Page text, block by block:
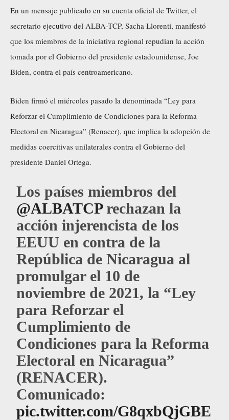
En un mensaje publicado en su cuenta oficial de Twitter, el
secretario ejecutivo del ALBA-TCP, Sacha Llorenti, manifestó
que los miembros de la iniciativa regional repudian la acción
tomada por el Gobierno del presidente estadounidense, Joe
Biden, contra el país centroamericano.
Biden firmó el miércoles pasado la denominada “Ley para
Reforzar el Cumplimiento de Condiciones para la Reforma
Electoral en Nicaragua” (Renacer), que implica la adopción de
medidas coercitivas unilaterales contra el Gobierno del
presidente Daniel Ortega.
Los países miembros del
@ALBATCPrechazan la
acción injerencista de los
EEUU en contra de la
República de Nicaragua al
promulgar el 10 de
noviembre de 2021, la “Ley
para Reforzar el
Cumplimiento de
Condiciones para la Reforma
Electoral en Nicaragua”
(RENACER).
Comunicado:
pic.twitter.com/G8qxbQjGBE